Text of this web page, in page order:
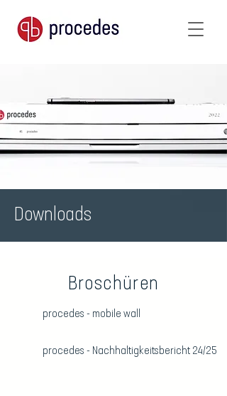
Downloads
Broschüren
procedes - mobile wall
procedes - Nachhaltigkeitsbericht 24/25